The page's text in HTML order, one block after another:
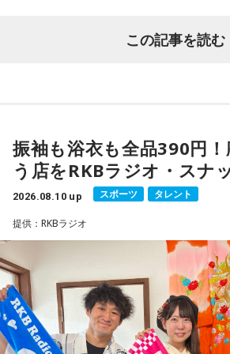
るかもしれませんが、絡まった紐を解
まくいきそう。対人関係や恋愛は、周り
すぎると混乱してしまう場合があるので
周りに人がいることが多く、賑やかな時
が、一人きりになって心を落ち着けるこ
う。
この記事を読む
振袖も浴衣も全品390円
う店をRKBラジオ・スナ
2026.08.10 up スポーツ タレント
提供：RKBラジオ